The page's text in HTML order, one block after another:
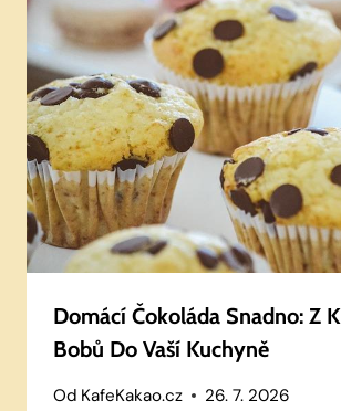
Domácí Čokoláda Snadno: Z
Bobů Do Vaší Kuchyně
Od KafeKakao.cz 26. 7. 2026